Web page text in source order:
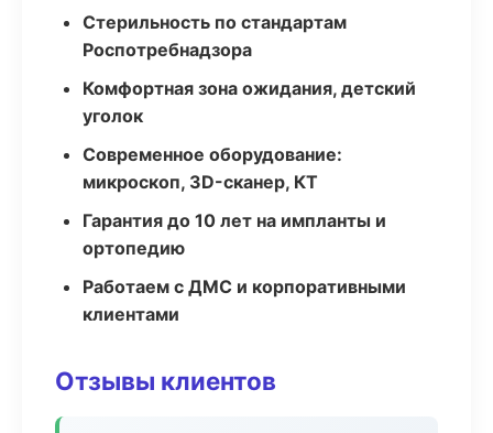
Стерильность по стандартам
Роспотребнадзора
Комфортная зона ожидания, детский
уголок
Современное оборудование:
микроскоп, 3D-сканер, КТ
Гарантия до 10 лет на импланты и
ортопедию
Работаем с ДМС и корпоративными
клиентами
Отзывы клиентов